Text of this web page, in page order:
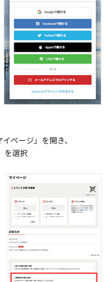
ページ」を開き、
を選択